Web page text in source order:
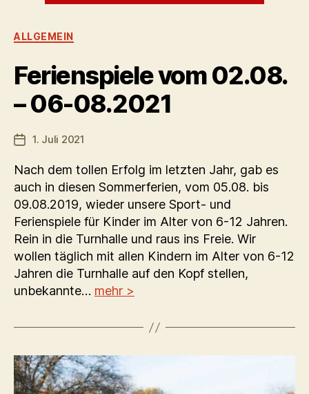
Kategorien
ALLGEMEIN
Ferienspiele vom 02.08.
– 06-08.2021
Veröffentlichungsdatum
1. Juli 2021
Nach dem tollen Erfolg im letzten Jahr, gab es
auch in diesen Sommerferien, vom 05.08. bis
09.08.2019, wieder unsere Sport- und
Ferienspiele für Kinder im Alter von 6-12 Jahren.
Rein in die Turnhalle und raus ins Freie. Wir
wollen täglich mit allen Kindern im Alter von 6-12
Jahren die Turnhalle auf den Kopf stellen,
unbekannte… mehr >